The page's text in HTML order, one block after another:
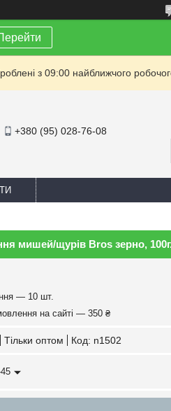
з 09:00 найближчого
+380 (95) 028-76-08
мишей/щурів Bros зерно,
— 10 шт.
на сайті — 350 ₴
Тільки оптом Код: n1502